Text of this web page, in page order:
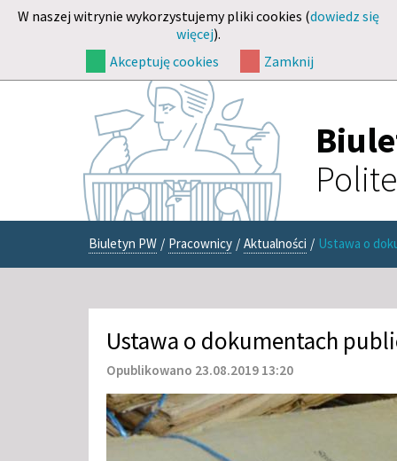
W naszej witrynie wykorzystujemy pliki cookies (dowiedz się
więcej).
Akceptuję cookies
Zamknij
Biuletyn PW / Pracownicy / Aktualności / Ustawa o
Ustawa o dokumentach
Opublikowano 23.08.2019 13:20